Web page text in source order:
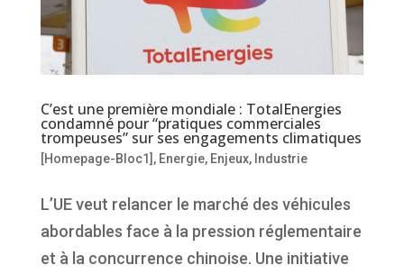
C’est une première mondiale : TotalEnergies
condamné pour “pratiques commerciales
trompeuses” sur ses engagements climatiques
[Homepage-Bloc1] , Energie, Enjeux, Industrie
L’UE veut relancer le marché des véhicules
abordables face à la pression réglementaire
et à la concurrence chinoise. Une initiative